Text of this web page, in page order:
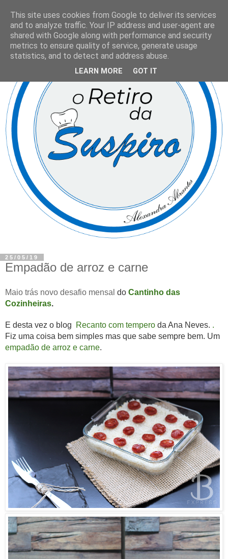
25/05/19
Empadão de arroz e carne
Maio trás novo desafio mensal do Cantinho das
Cozinheiras.
E desta vez o blog Recanto com tempero da Ana Neves. .
Fiz uma coisa bem simples mas que sabe sempre bem. Um
empadão de arroz e carne.
This site uses cookies from Google to deliver its services
and to analyze traffic. Your IP address and user-agent are
shared with Google along with performance and security
metrics to ensure quality of service, generate usage
statistics, and to detect and address abuse.
LEARN MORE GOT IT